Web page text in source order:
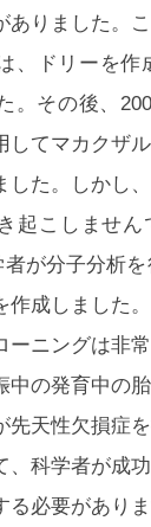
ありました。
、ドリーを作
。その後、
してマカクザ
した。しかし
起こしません
者が分子分析
作成しました
ーニングは非
中の発育中の
先天性欠損症
、科学者が成
必要がありま